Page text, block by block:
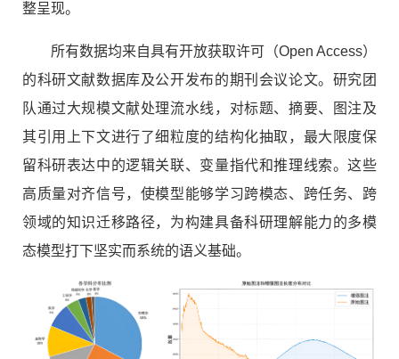
整呈现。
所有数据均来自具有开放获取许可（Open Access）
的科研文献数据库及公开发布的期刊会议论文。研究团
队通过大规模文献处理流水线，对标题、摘要、图注及
其引用上下文进行了细粒度的结构化抽取，最大限度保
留科研表达中的逻辑关联、变量指代和推理线索。这些
高质量对齐信号，使模型能够学习跨模态、跨任务、跨
领域的知识迁移路径，为构建具备科研理解能力的多模
态模型打下坚实而系统的语义基础。